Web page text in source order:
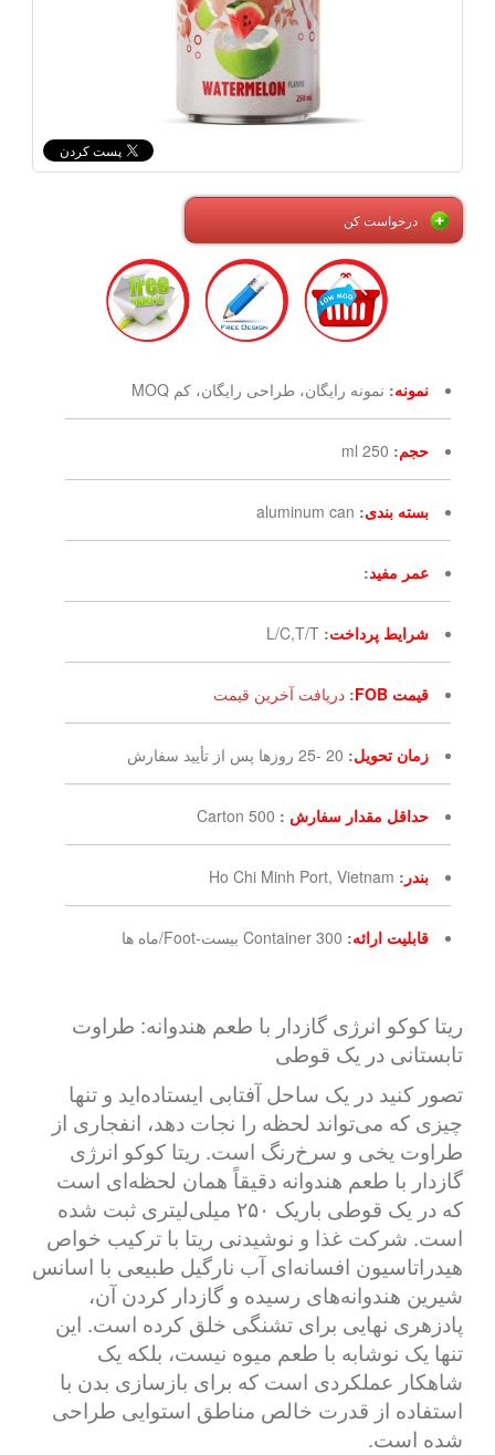
درخواست کن
نمونه: نمونه رایگان، طراحی رایگان، کم MOQ
حجم:
250 ml
بسته بندی:
aluminum can
عمر مفید:
شرایط پرداخت:
L/C,T/T
قیمت FOB : دریافت آخرین قیمت
زمان تحویل: 20 -25 روزها پس از تأیید سفارش
حداقل مقدار سفارش :
500 Carton
بندر :
Ho Chi Minh Port, Vietnam
قابلیت ارائه: 300 Container بیست-Foot/ماه ها
ریتا کوکو انرژی گازدار با طعم هندوانه: طراوت
تابستانی در یک قوطی
تصور کنید در یک ساحل آفتابی ایستاده‌اید و تنها
چیزی که می‌تواند لحظه را نجات دهد، انفجاری از
طراوت یخی و سرخ‌رنگ است. ریتا کوکو انرژی
گازدار با طعم هندوانه دقیقاً همان لحظه‌ای است
که در یک قوطی باریک ۲۵۰ میلی‌لیتری ثبت شده
است. شرکت غذا و نوشیدنی ریتا با ترکیب خواص
هیدراتاسیون افسانه‌ای آب نارگیل طبیعی با اسانس
شیرین هندوانه‌های رسیده و گازدار کردن آن،
پادزهری نهایی برای تشنگی خلق کرده است. این
تنها یک نوشابه با طعم میوه نیست، بلکه یک
شاهکار عملکردی است که برای بازسازی بدن با
استفاده از قدرت خالص مناطق استوایی طراحی
شده است.